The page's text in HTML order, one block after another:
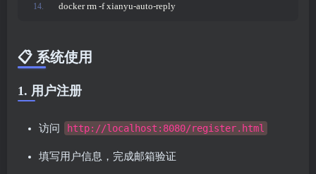
docker rm -f xianyu-auto-reply
📋 系统使用
1. 用户注册
访问 http://localhost:8080/register.html
填写用户信息，完成邮箱验证